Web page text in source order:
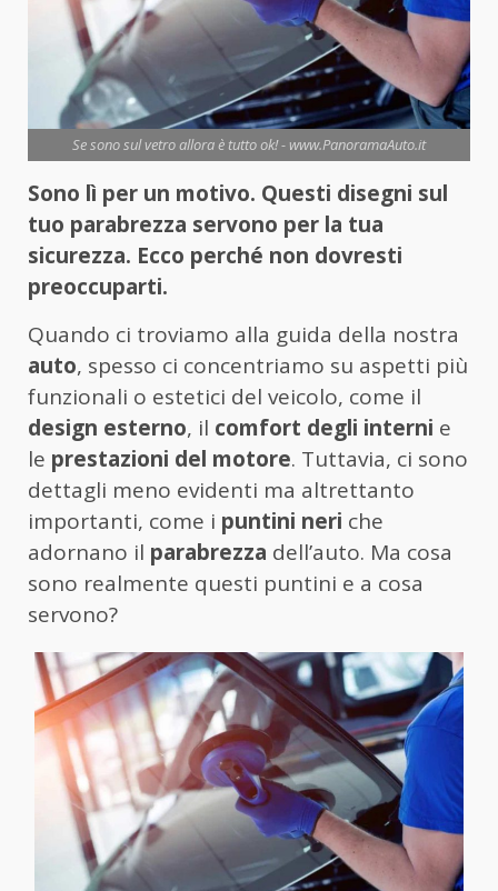
Se sono sul vetro allora è tutto ok! - www.PanoramaAuto.it
Sono lì per un motivo. Questi disegni sul
tuo parabrezza servono per la tua
sicurezza. Ecco perché non dovresti
preoccuparti.
Quando ci troviamo alla guida della nostra
auto, spesso ci concentriamo su aspetti più
funzionali o estetici del veicolo, come il
design esterno, il comfort degli interni e
le prestazioni del motore. Tuttavia, ci sono
dettagli meno evidenti ma altrettanto
importanti, come i puntini neri che
adornano il parabrezza dell’auto. Ma cosa
sono realmente questi puntini e a cosa
servono?